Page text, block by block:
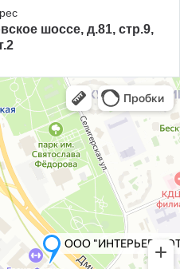
шоссе, д.81, стр.9,